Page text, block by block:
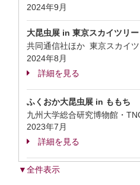
2024年9月
大昆虫展 in 東京スカイツリー
共同通信社ほか 東京スカイ
2024年8月
詳細を見る
ふくおか大昆虫展 in ももち
九州大学総合研究博物館・
2023年7月
詳細を見る
▼全件表示